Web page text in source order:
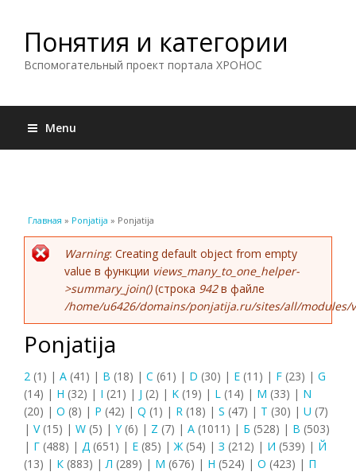
Понятия и категории
Вспомогательный проект портала ХРОНОС
Menu
Вы здесь
Главная » Ponjatija » Ponjatija
Сообщение об ошибке
Warning: Creating default object from empty
value в функции views_many_to_one_helper-
>summary_join()(строка 942в файле
/home/u6426/domains/ponjatija.ru/sites/all/modules/
Ponjatija
2 (1) | A (41) | B (18) | C (61) | D (30) | E (11) | F (23) | G
(14) | H (32) | I (21) | J (2) | K (19) | L (14) | M (33) | N
(20) | O (8) | P (42) | Q (1) | R (18) | S (47) | T (30) | U (7)
| V(15) | W (5) | Y(6) | Z (7) | А (1011) | Б (528) | В (503)
| Г (488) | Д (651) | Е (85) | Ж (54) | З (212) | И (539) | Й
(13) | К (883) | Л (289) | М (676) | Н (524) | О (423) | П